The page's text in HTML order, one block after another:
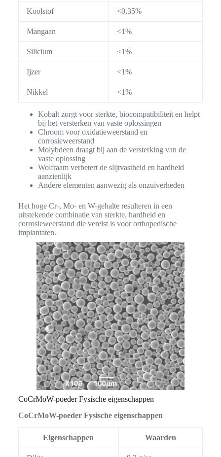
Koolstof <0,35%
Mangaan <1%
Silicium <1%
Ijzer <1%
Nikkel <1%
Kobalt zorgt voor sterkte, biocompatibiliteit en helpt
bij het versterken van vaste oplossingen
Chroom voor oxidatieweerstand en
corrosieweerstand
Molybdeen draagt bij aan de versterking van de
vaste oplossing
Wolfraam verbetert de slijtvastheid en hardheid
aanzienlijk
Andere elementen aanwezig als onzuiverheden
Het hoge Cr-, Mo- en W-gehalte resulteren in een
uitstekende combinatie van sterkte, hardheid en
corrosieweerstand die vereist is voor orthopedische
implantaten.
CoCrMoW-poeder Fysische eigenschappen
CoCrMoW-poeder Fysische eigenschappen
Eigenschappen Waarden